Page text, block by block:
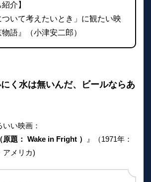
介】
いて考えたいとき」に観たい映
語』（小津安二郎）
にく水は無いんだ、ビールならあ
い映画：
題： Wake in Fright ）
』（1971年：
アメリカ)